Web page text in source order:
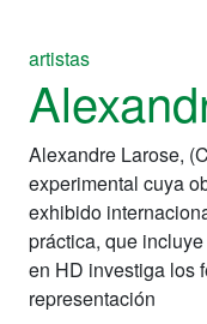
artistas
Alexandre Larose,
experimental cuya
exhibido
práctica, que
en HD investiga los
representación